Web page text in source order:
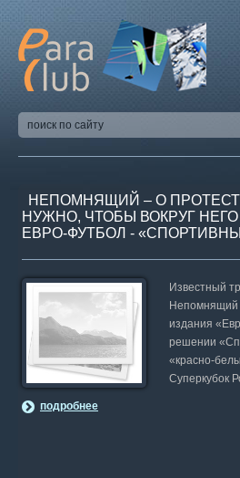
НЕПОМНЯЩИЙ – О
НУЖНО, ЧТОБЫ ВОКРУГ
ЕВРО-ФУТБОЛ -
Известный
Непомнящий
издания
решении
«красно-
Суперкубок
подробнее